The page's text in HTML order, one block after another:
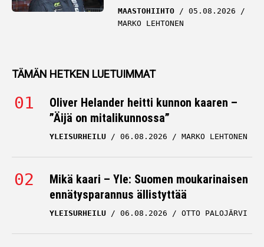
MAASTOHIIHTO
05.08.2026
MARKO LEHTONEN
TÄMÄN HETKEN LUETUIMMAT
Oliver Helander heitti kunnon kaaren –
”Äijä on mitalikunnossa”
YLEISURHEILU 06.08.2026 MARKO LEHTONEN
Mikä kaari – Yle: Suomen moukarinaisen
ennätysparannus ällistyttää
YLEISURHEILU 06.08.2026 OTTO PALOJÄRVI